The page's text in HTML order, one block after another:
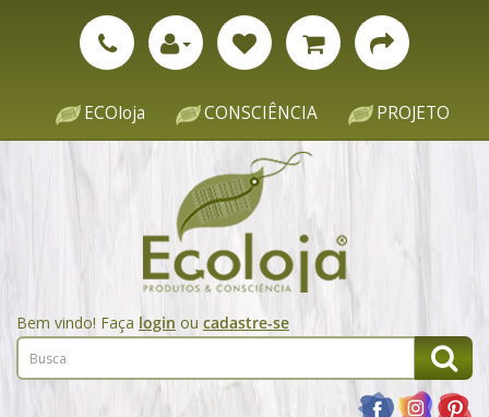
ECOloja CONSCIÊNCIA PROJETO
Bem vindo! Faça login ou cadastre-se